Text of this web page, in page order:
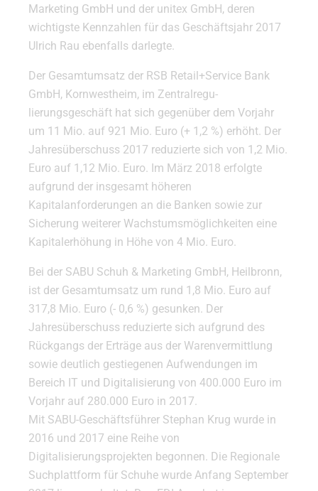
Marketing GmbH und der unitex GmbH, deren
wichtigste Kennzahlen für das Geschäftsjahr 2017
Ulrich Rau ebenfalls darlegte.
Der Gesamtumsatz der RSB Retail+Service Bank
GmbH, Kornwestheim, im Zentralregu-
lierungsgeschäft hat sich gegenüber dem Vorjahr
um 11 Mio. auf 921 Mio. Euro (+ 1,2 %) erhöht. Der
Jahresüberschuss 2017 reduzierte sich von 1,2 Mio.
Euro auf 1,12 Mio. Euro. Im März 2018 erfolgte
aufgrund der insgesamt höheren
Kapitalanforderungen an die Banken sowie zur
Sicherung weiterer Wachstumsmöglichkeiten eine
Kapitalerhöhung in Höhe von 4 Mio. Euro.
Bei der SABU Schuh & Marketing GmbH, Heilbronn,
ist der Gesamtumsatz um rund 1,8 Mio. Euro auf
317,8 Mio. Euro (- 0,6 %) gesunken. Der
Jahresüberschuss reduzierte sich aufgrund des
Rückgangs der Erträge aus der Warenvermittlung
sowie deutlich gestiegenen Aufwendungen im
Bereich IT und Digitalisierung von 400.000 Euro im
Vorjahr auf 280.000 Euro in 2017.
Mit SABU-Geschäftsführer Stephan Krug wurde in
2016 und 2017 eine Reihe von
Digitalisierungsprojekten begonnen. Die Regionale
Suchplattform für Schuhe wurde Anfang September